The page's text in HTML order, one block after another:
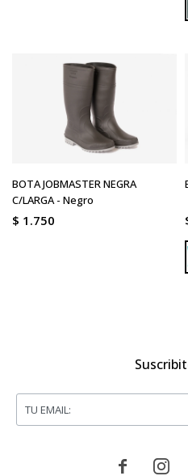
BOTA JOBMASTER NEGRA
C/LARGA - Negro
$ 1.750
 